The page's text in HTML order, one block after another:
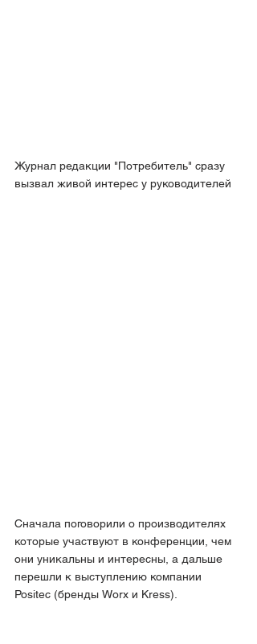
Журнал редакции "Потребитель" сразу
вызвал живой интерес у руководителей
Сначала поговорили о производителях
которые участвуют в конференции, чем
они уникальны и интересны, а дальше
перешли к выступлению компании
Positec (бренды Worx и Kress).